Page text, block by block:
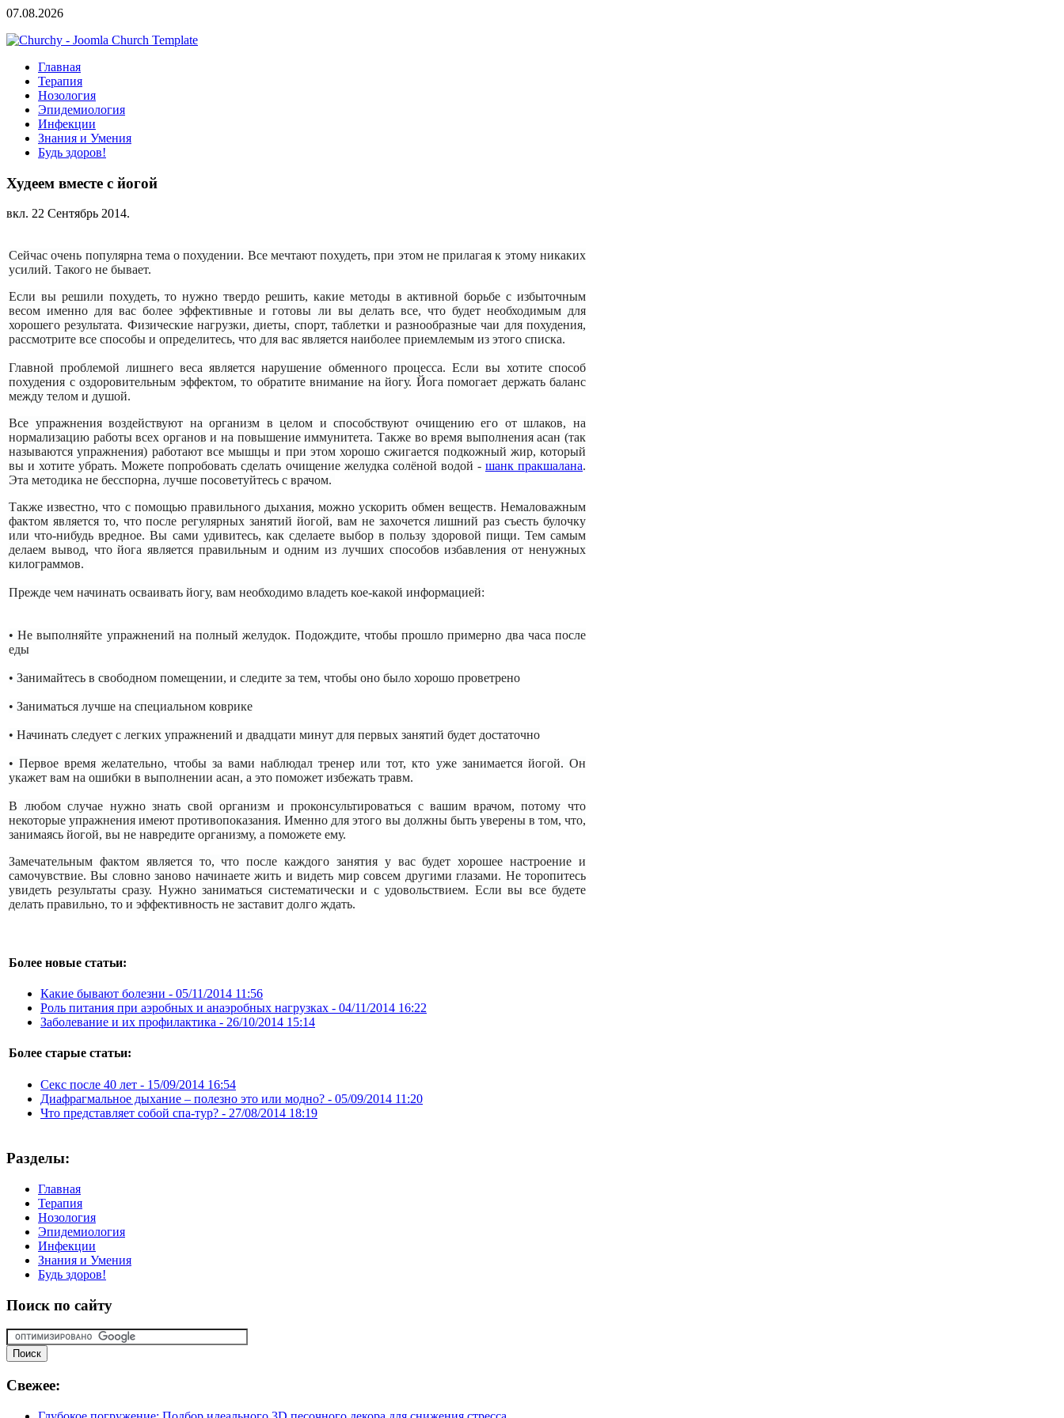
07.08.2026
Главная
Терапия
Нозология
Эпидемиология
Инфекции
Знания и Умения
Будь здоров!
Худеем вместе с йогой
вкл. 22 Сентябрь 2014.
Сейчас очень популярна тема о похудении. Все мечтают похудеть, при этом не прилагая к этому никаких
усилий. Такого не бывает.
Если вы решили похудеть, то нужно твердо решить, какие методы в активной борьбе с избыточным
весом именно для вас более эффективные и готовы ли вы делать все, что будет необходимым для
хорошего результата. Физические нагрузки, диеты, спорт, таблетки и разнообразные чаи для похудения,
рассмотрите все способы и определитесь, что для вас является наиболее приемлемым из этого списка.
Главной проблемой лишнего веса является нарушение обменного процесса. Если вы хотите способ
похудения с оздоровительным эффектом, то обратите внимание на йогу. Йога помогает держать баланс
между телом и душой.
Все упражнения воздействуют на организм в целом и способствуют очищению его от шлаков, на
нормализацию работы всех органов и на повышение иммунитета. Также во время выполнения асан (так
называются упражнения) работают все мышцы и при этом хорошо сжигается подкожный жир, который
вы и хотите убрать. Можете попробовать сделать очищение желудка солёной водой - шанк пракшалана.
Эта методика не бесспорна, лучше посоветуйтесь с врачом.
Также известно, что с помощью правильного дыхания, можно ускорить обмен веществ. Немаловажным
фактом является то, что после регулярных занятий йогой, вам не захочется лишний раз съесть булочку
или что-нибудь вредное. Вы сами удивитесь, как сделаете выбор в пользу здоровой пищи. Тем самым
делаем вывод, что йога является правильным и одним из лучших способов избавления от ненужных
килограммов.
Прежде чем начинать осваивать йогу, вам необходимо владеть кое-какой информацией:
• Не выполняйте упражнений на полный желудок. Подождите, чтобы прошло примерно два часа после
еды
• Занимайтесь в свободном помещении, и следите за тем, чтобы оно было хорошо проветрено
• Заниматься лучше на специальном коврике
• Начинать следует с легких упражнений и двадцати минут для первых занятий будет достаточно
• Первое время желательно, чтобы за вами наблюдал тренер или тот, кто уже занимается йогой. Он
укажет вам на ошибки в выполнении асан, а это поможет избежать травм.
В любом случае нужно знать свой организм и проконсультироваться с вашим врачом, потому что
некоторые упражнения имеют противопоказания. Именно для этого вы должны быть уверены в том, что,
занимаясь йогой, вы не навредите организму, а поможете ему.
Замечательным фактом является то, что после каждого занятия у вас будет хорошее настроение и
самочувствие. Вы словно заново начинаете жить и видеть мир совсем другими глазами. Не торопитесь
увидеть результаты сразу. Нужно заниматься систематически и с удовольствием. Если вы все будете
делать правильно, то и эффективность не заставит долго ждать.
Более новые статьи:
Какие бывают болезни - 05/11/2014 11:56
Роль питания при аэробных и анаэробных нагрузках - 04/11/2014 16:22
Заболевание и их профилактика - 26/10/2014 15:14
Более старые статьи:
Секс после 40 лет - 15/09/2014 16:54
Диафрагмальное дыхание – полезно это или модно? - 05/09/2014 11:20
Что представляет собой спа-тур? - 27/08/2014 18:19
Разделы:
Главная
Терапия
Нозология
Эпидемиология
Инфекции
Знания и Умения
Будь здоров!
Поиск по сайту
Свежее: